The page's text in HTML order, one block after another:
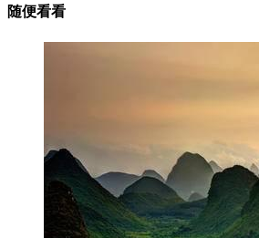
随便看看